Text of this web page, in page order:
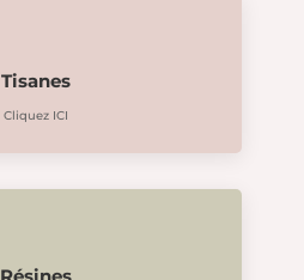
Tisanes
Cliquez ICI